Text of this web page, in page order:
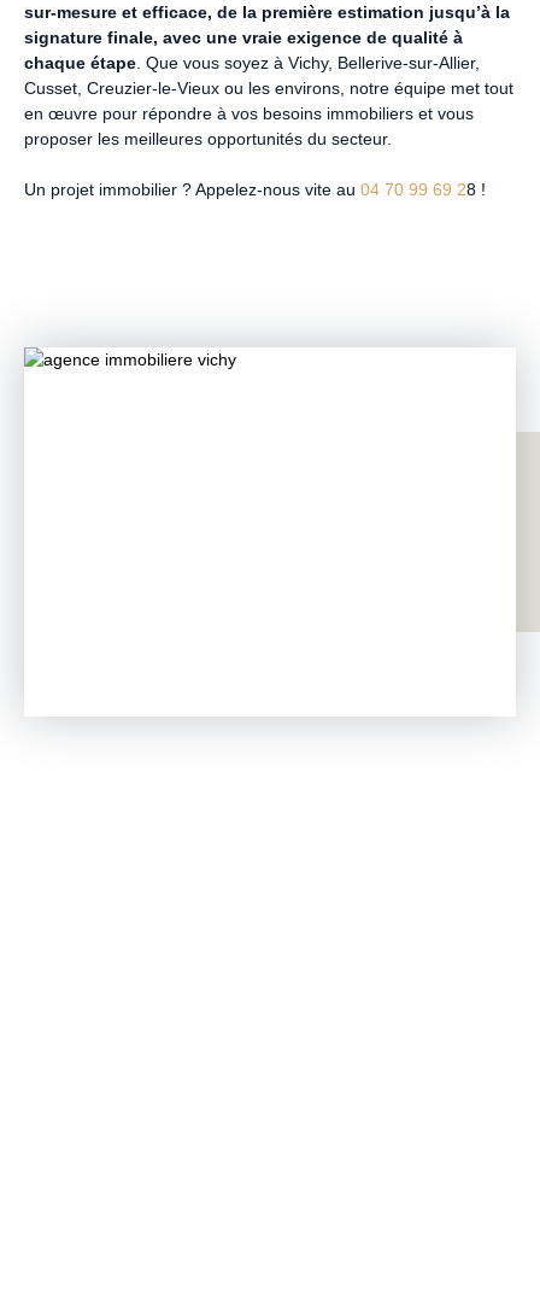
sur-mesure et efficace, de la première estimation jusqu’à la
signature finale, avec une vraie exigence de qualité à
chaque étape . Que vous soyez à Vichy, Bellerive-sur-Allier,
Cusset, Creuzier-le-Vieux ou les environs, notre équipe met tout
en œuvre pour répondre à vos besoins immobiliers et vous
proposer les meilleures opportunités du secteur.
Un projet immobilier ? Appelez-nous vite au 04 70 99 69 28 !